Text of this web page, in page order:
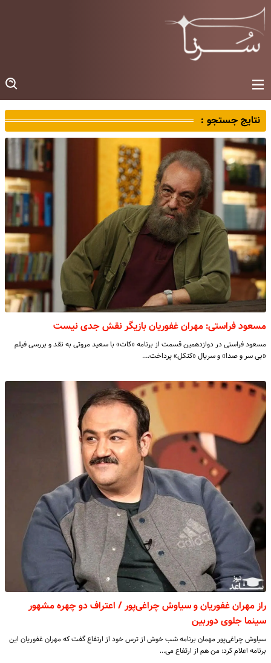
نتایج جستجو :
مسعود فراستی: مهران غفوریان بازیگر نقش جدی نیست
مسعود فراستی در دوازدهمین قسمت از برنامه «کات» با سعید مروتی به نقد و بررسی فیلم
«بی سر و صدا» و سریال «کنکل» پرداخت.…
راز مهران غفوریان و سیاوش چراغی‌پور / اعتراف دو چهره مشهور
سینما جلوی دوربین
سیاوش چراغی‌پور مهمان برنامه شب خوش از ترس خود از ارتفاع گفت که مهران غفوریان این
برنامه اعلام کرد: من هم از ارتفاع می‌…